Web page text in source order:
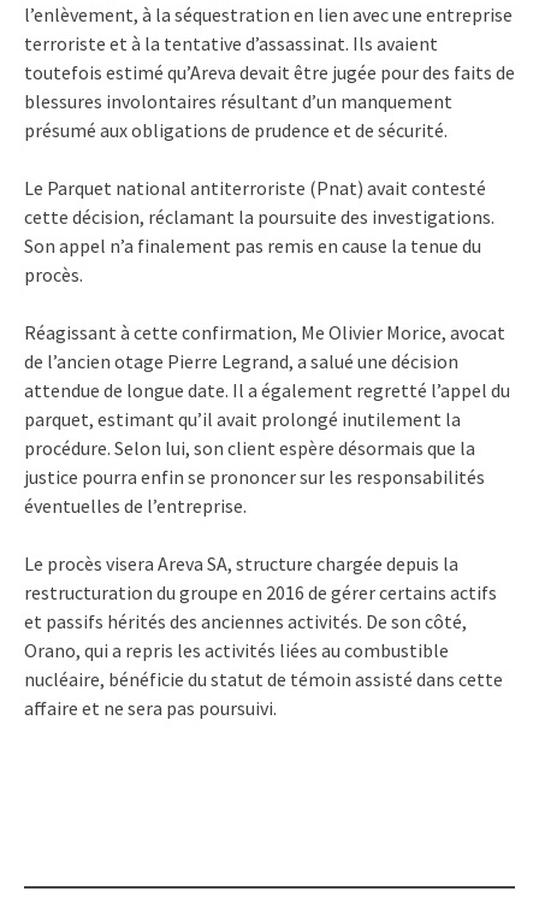
l’enlèvement, à la séquestration en lien avec une entreprise
terroriste et à la tentative d’assassinat. Ils avaient
toutefois estimé qu’Areva devait être jugée pour des faits de
blessures involontaires résultant d’un manquement
présumé aux obligations de prudence et de sécurité.
Le Parquet national antiterroriste (Pnat) avait contesté
cette décision, réclamant la poursuite des investigations.
Son appel n’a finalement pas remis en cause la tenue du
procès.
Réagissant à cette confirmation, Me Olivier Morice, avocat
de l’ancien otage Pierre Legrand, a salué une décision
attendue de longue date. Il a également regretté l’appel du
parquet, estimant qu’il avait prolongé inutilement la
procédure. Selon lui, son client espère désormais que la
justice pourra enfin se prononcer sur les responsabilités
éventuelles de l’entreprise.
Le procès visera Areva SA, structure chargée depuis la
restructuration du groupe en 2016 de gérer certains actifs
et passifs hérités des anciennes activités. De son côté,
Orano, qui a repris les activités liées au combustible
nucléaire, bénéficie du statut de témoin assisté dans cette
affaire et ne sera pas poursuivi.